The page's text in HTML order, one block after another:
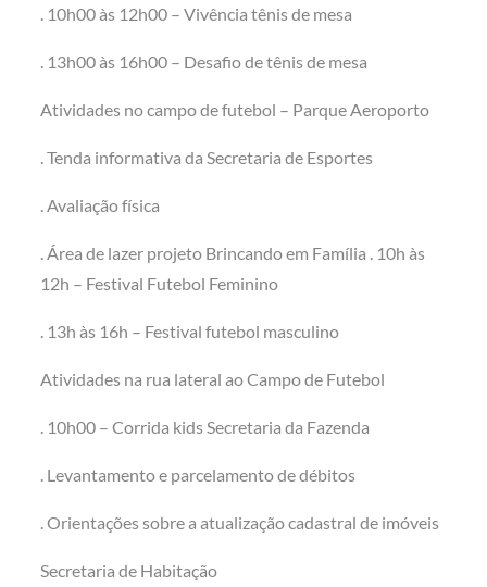
. 10h00 às 12h00 – Vivência tênis de mesa
. 13h00 às 16h00 – Desafio de tênis de mesa
Atividades no campo de futebol – Parque Aeroporto
. Tenda informativa da Secretaria de Esportes
. Avaliação física
. Área de lazer projeto Brincando em Família . 10h às
12h – Festival Futebol Feminino
. 13h às 16h – Festival futebol masculino
Atividades na rua lateral ao Campo de Futebol
. 10h00 – Corrida kids Secretaria da Fazenda
. Levantamento e parcelamento de débitos
. Orientações sobre a atualização cadastral de imóveis
Secretaria de Habitação